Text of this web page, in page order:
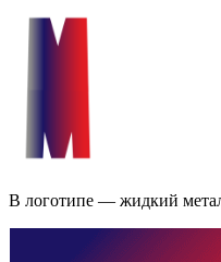
В логотипе — жидкий